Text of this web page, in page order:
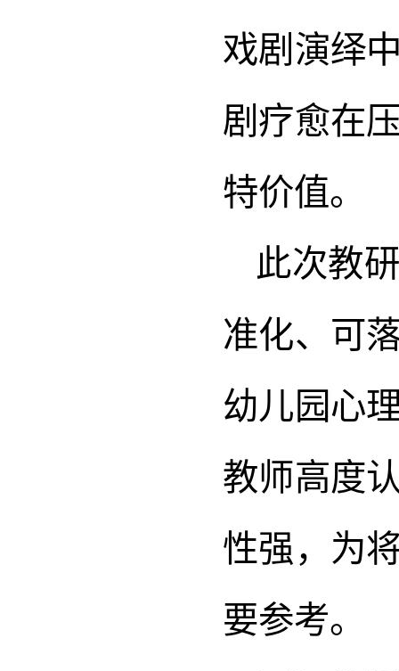
戏剧演绎
剧疗愈在
特价值。
此次教
准化、可
幼儿园心
教师高度
性强，为
要参考。